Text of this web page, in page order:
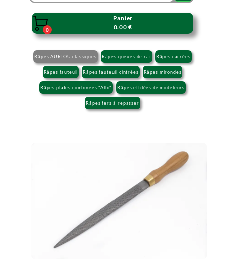

0
Panier
0.00 €
Râpes AURIOU classiques Râpes queues de rat Râpes carrées
Râpes fauteuil Râpes fauteuil cintrées Râpes mirondes
Râpes plates combinées "Albi" Râpes effilées de modeleurs
Râpes fers à repasser